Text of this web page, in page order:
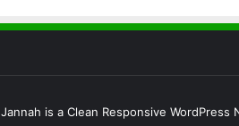
Jannah is a Clean Responsive WordPress